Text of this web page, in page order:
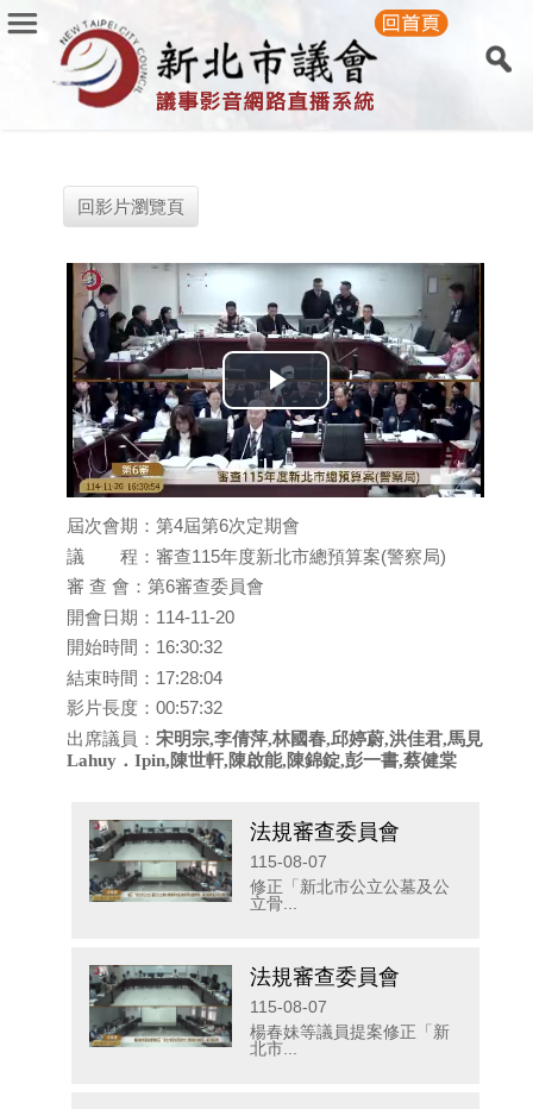
回影片瀏覽頁
Play
Video
屆次會期：第4屆第6次定期會
議 程：審查115年度新北市總預算案(警察局)
審 查 會：第6審查委員會
開會日期：114-11-20
開始時間：16:30:32
結束時間：17:28:04
影片長度：00:57:32
出席議員：宋明宗,李倩萍,林國春,邱婷蔚,洪佳君,馬見
Lahuy．Ipin,陳世軒,陳啟能,陳錦錠,彭一書,蔡健棠
法規審查委員會
115-08-07
修正「新北市公立公墓及公
立骨...
法規審查委員會
115-08-07
楊春妹等議員提案修正「新
北市...